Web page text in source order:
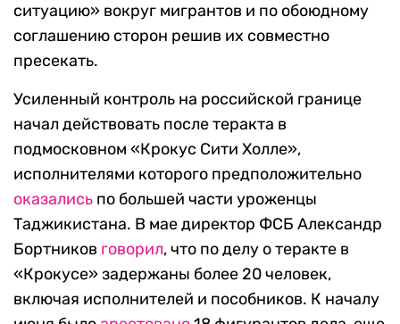
ситуацию» вокруг мигрантов и по обоюдному
соглашению сторон решив их совместно
пресекать.
Усиленный контроль на российской границе
начал действовать после теракта в
подмосковном «Крокус Сити Холле»,
исполнителями которого предположительно
оказались по большей части уроженцы
Таджикистана. В мае директор ФСБ Александр
Бортников говорил, что по делу о теракте в
«Крокусе» задержаны более 20 человек,
включая исполнителей и пособников. К началу